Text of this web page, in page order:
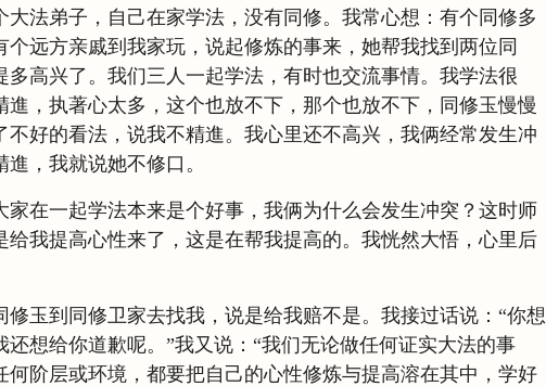
大法弟子，自己在家学法，没有同修。我常心想：有个同修多
个远方亲戚到我家玩，说起修炼的事来，她帮我找到两位同
多高兴了。我们三人一起学法，有时也交流事情。我学法很
進，执著心太多，这个也放不下，那个也放不下，同修玉慢慢
不好的看法，说我不精進。我心里还不高兴，我俩经常发生冲
，我就说她不修口。
家在一起学法本来是个好事，我俩为什么会发生冲突？这时师
给我提高心性来了，这是在帮我提高的。我恍然大悟，心里后
修玉到同修卫家去找我，说是给我赔不是。我接过话说：“你想
还想给你道歉呢。”我又说：“我们无论做任何证实大法的事
何阶层或环境，都要把自己的心性修炼与提高溶在其中，学好